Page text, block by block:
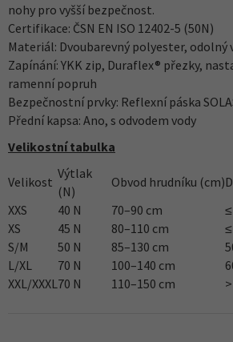
nohy pro vyšší bezpečnost.
Certifikace: ČSN EN ISO 12402-5 (50N)
Materiál: Dvoubarevný polyester, odolný
Zapínání: YKK zip, Duraflex® přezky,
ramenní popruh
Bezpečnostní prvky: Reflexní páska
Přední kapsa: Ano, s odvodem vody
Velikostní tabulka
Velikost
Výtlak
(N)
Obvod hrudníku (cm)
XXS
40 N 70–90 cm
XS
45 N 80–110 cm
S/M
50 N 85–130 cm
L/XL
70 N 100–140 cm
XXL/XXXL70 N 110–150 cm